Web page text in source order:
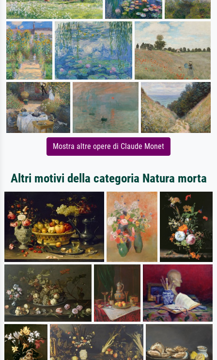
Mostra altre opere di Claude Monet
Altri motivi della categoria Natura morta